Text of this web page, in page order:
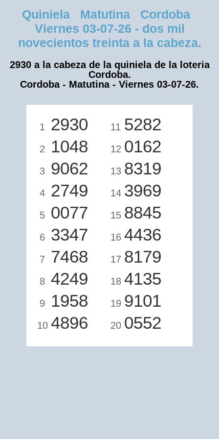
Quiniela Matutina Cordoba
Viernes 03-07-26 - dos mil
novecientos treinta a la cabeza.
2930 a la cabeza de la quiniela de la loteria
Cordoba.
Cordoba - Matutina - Viernes 03-07-26.
1 2930
2 1048
3 9062
4 2749
5 0077
6 3347
7 7468
8 4249
9 1958
10 4896
11 5282
12 0162
13 8319
14 3969
15 8845
16 4436
17 8179
18 4135
19 9101
20 0552